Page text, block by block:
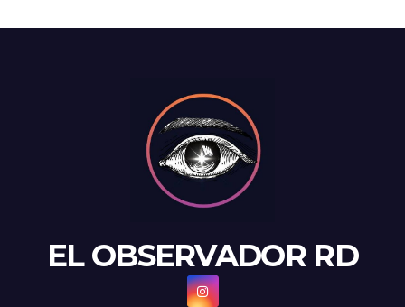
EL OBSERVADOR RD